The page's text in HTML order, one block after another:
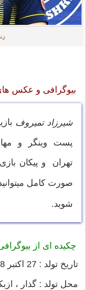
بیوگرافی و عکس
شیرزاد تمیروف
پست وینگر و
تهران و پیکان
صورت کامل
شوید.
چکیده ای از
تاریخ تولد : 27 اکتبر 1998
محل تولد : گذار ،